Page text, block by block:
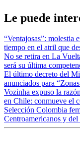
Le puede
“Ventajosas”: molestia
tiempo en el atril que
No se retira en La
será su última
El último decreto del
anunciados para
Vozinha expuso la
en Chile: conmueve el
Selección Colombia
Centroamericanos y